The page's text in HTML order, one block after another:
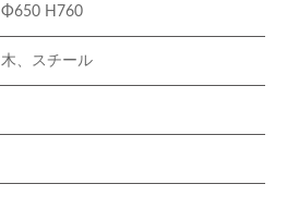
Φ650 H760
木、スチール